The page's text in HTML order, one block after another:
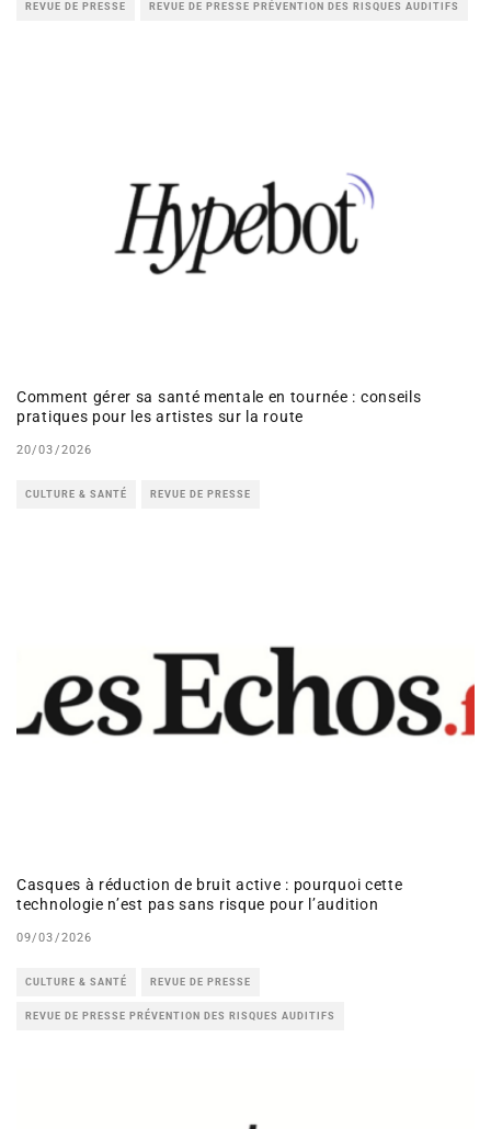
REVUE DE PRESSE REVUE DE PRESSE PRÉVENTION DES RISQUES AUDITIFS
Comment gérer sa santé mentale en tournée : conseils
pratiques pour les artistes sur la route
20/03/2026
CULTURE & SANTÉ REVUE DE PRESSE
Casques à réduction de bruit active : pourquoi cette
technologie n’est pas sans risque pour l’audition
09/03/2026
CULTURE & SANTÉ REVUE DE PRESSE
REVUE DE PRESSE PRÉVENTION DES RISQUES AUDITIFS